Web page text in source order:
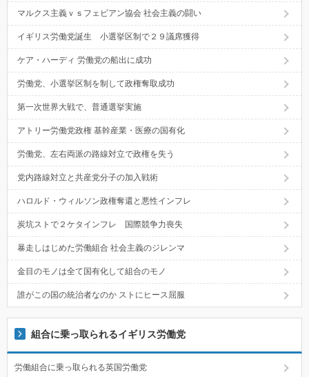
マルクス主義ｖｓフェビアン協会 社会主義の闘い
イギリス労働党誕生 小選挙区制で２９議席獲得
ケア・ハーディ 労働党の船出に成功
労働党、小選挙区制を制して政権奪取成功
第一次世界大戦で、普通選挙実施
アトリー労働党政権 基幹産業・医療の国有化
労働党、左右両派の路線対立で政権を失う
党内路線対立と共産党分子の加入戦術
ハロルド・ウィルソン政権奪還と悪性インフレ
炭坑ストで２ケタインフレ 国際競争力喪失
暴走しはじめた労働組合 社会主義のジレンマ
金目のモノは全て国有化して組合のモノ
誰がこの国の統治者なのか ストにヒース屈服
組合に乗っ取られるイギリス労働党
労働組合に乗っ取られる英国労働党